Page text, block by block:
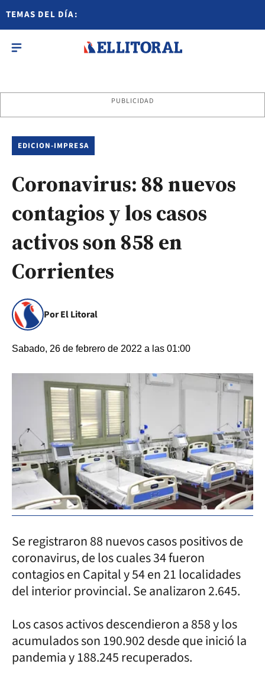
TEMAS DEL DÍA:
PUBLICIDAD
EDICION-IMPRESA
Coronavirus: 88 nuevos
contagios y los casos
activos son 858 en
Corrientes
Por El Litoral
Sabado, 26 de febrero de 2022 a las 01:00
Se registraron 88 nuevos casos positivos de
coronavirus, de los cuales 34 fueron
contagios en Capital y 54 en 21 localidades
del interior provincial. Se analizaron 2.645.
Los casos activos descendieron a 858 y los
acumulados son 190.902 desde que inició la
pandemia y 188.245 recuperados.